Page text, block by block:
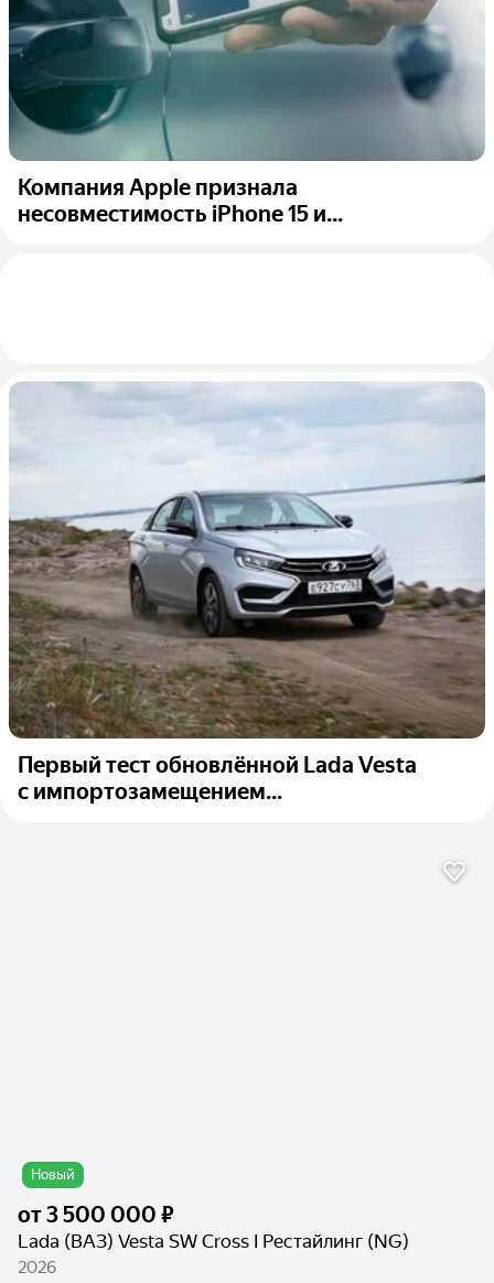
Компания Apple признала
несовместимость iPhone 15 и...
Первый тест обновлённой Lada Vesta
с импортозамещением...
Новый
от3 500 000 ₽
Lada (ВАЗ) Vesta SW Cross I Рестайлинг (NG)
2026